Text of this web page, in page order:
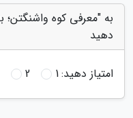
به "معرفی کوه
دهید
امتیاز دهید:1
2